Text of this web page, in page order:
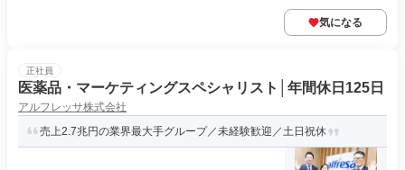
気になる
正社員
医薬品・マーケティングスペシャリスト│年間休日125日
アルフレッサ株式会社
売上2.7兆円の業界最大手グループ／未経験歓迎／土日祝休